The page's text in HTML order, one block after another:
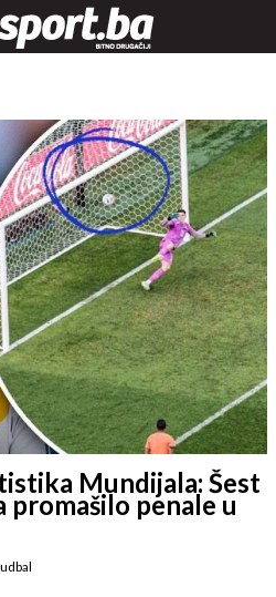
Mundijala: Šest
promašilo penale u